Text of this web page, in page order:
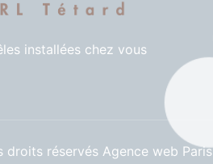
installées chez vous
droits réservés Agence web Paris